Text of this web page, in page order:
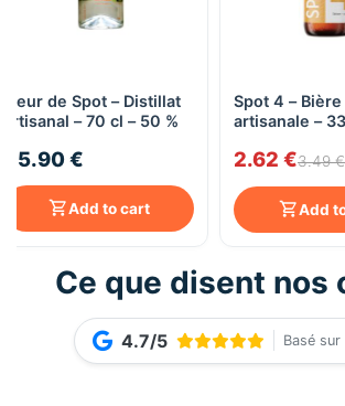
Fleur de Spot – Distillat
artisanal – 70 cl – 50 %
45.90 €
Add to cart
Spot 4 –
artisanale –
2.62 €3.49 €
Add
Ce que disent nos
4.7/5 Basé